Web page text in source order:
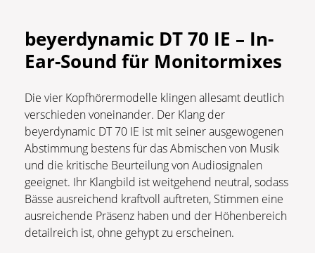
beyerdynamic DT 70 IE – In-
Ear-Sound für Monitormixes
Die vier Kopfhörermodelle klingen allesamt deutlich
verschieden voneinander. Der Klang der
beyerdynamic DT 70 IE ist mit seiner ausgewogenen
Abstimmung bestens für das Abmischen von Musik
und die kritische Beurteilung von Audiosignalen
geeignet. Ihr Klangbild ist weitgehend neutral, sodass
Bässe ausreichend kraftvoll auftreten, Stimmen eine
ausreichende Präsenz haben und der Höhenbereich
detailreich ist, ohne gehypt zu erscheinen.